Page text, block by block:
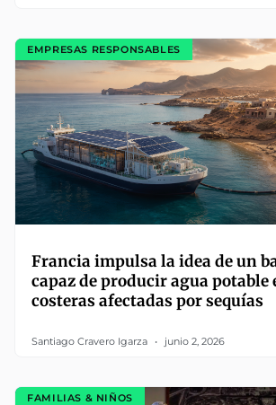
EMPRESAS RESPONSABLES
Francia impulsa la idea de un
capaz de producir agua potable
costeras afectadas por sequías
Santiago Cravero Igarza junio 2, 2026
FAMILIAS & NIÑOS